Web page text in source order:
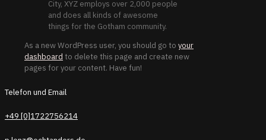
City, XYZ employs over 2,000 people
and does all kinds of awesome
things for the Gotham community.
As a new WordPress user, you should go to your
dashboard to delete this page and create new
pages for your content. Have fun!
Telefon und Email
+49 [0]1722756214